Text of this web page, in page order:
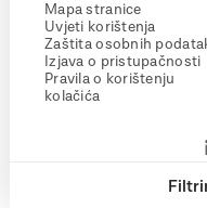
Mapa stranice
Uvjeti korištenja
Zaštita osobnih
Izjava o pristupačnosti
Pravila o korištenju
kolačića